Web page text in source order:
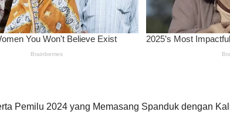
Pemilu 2024 yang Memasang Spanduk dengan